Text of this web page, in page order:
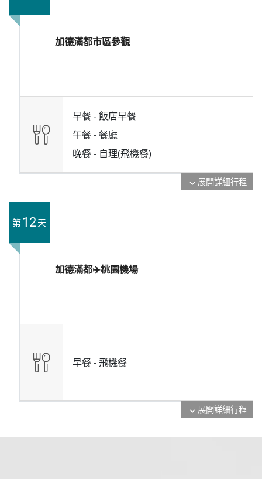
加德滿都市區參觀
早餐 -飯店早餐
午餐 -餐廳
晚餐 - 自理(飛機餐)
expand_more 展開詳細行程
第12天
加德滿都✈️桃園機場
早餐 -飛機餐
expand_more 展開詳細行程